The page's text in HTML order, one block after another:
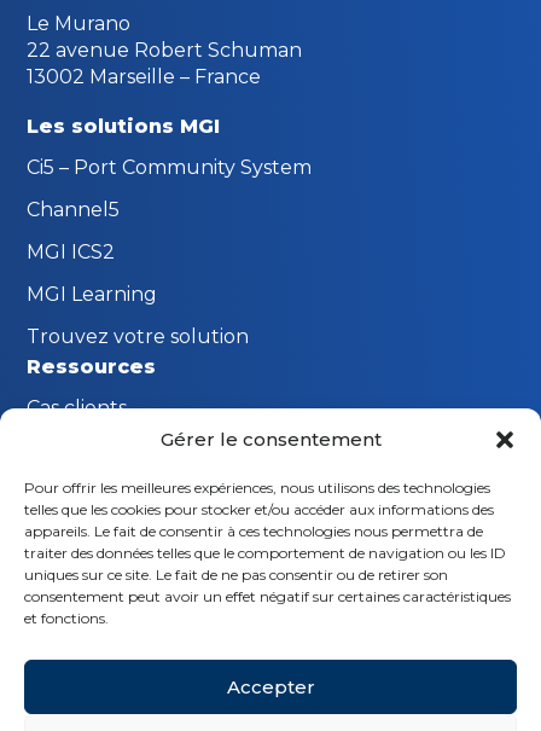
Gérer le consentement
Pour offrir les meilleures expériences, nous utilisons des technologies
telles que les cookies pour stocker et/ou accéder aux informations des
appareils. Le fait de consentir à ces technologies nous permettra de
traiter des données telles que le comportement de navigation ou les ID
uniques sur ce site. Le fait de ne pas consentir ou de retirer son
consentement peut avoir un effet négatif sur certaines caractéristiques
et fonctions.
Accepter
Le Murano
22 avenue Robert Schuman
13002 Marseille – France
Les solutions MGI
Ci5 – Port Community System
Channel5
MGI ICS2
MGI Learning
Trouvez votre solution
Ressources
Cas clients
Innovations MGI
Restons en contact
Demande de démonstration
Nous contacter